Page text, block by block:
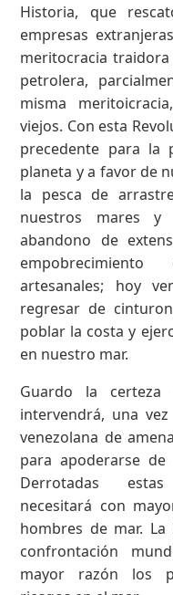
Historia, que
empresas
meritocracia
petrolera,
misma
viejos. Con esta
precedente para la
planeta y a favor de
la pesca de
nuestros mares y
abandono de
artesanales; hoy
regresar de
poblar la costa y
en nuestro mar.
Guardo la certeza
intervendrá, una
venezolana de
para apoderarse
Derrotadas
necesitará con
hombres de mar.
confrontación
mayor razón los